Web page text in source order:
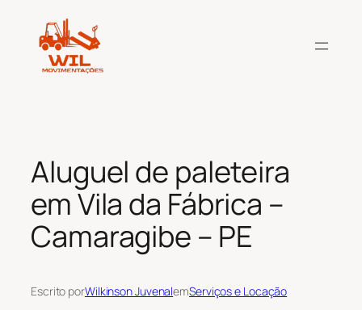
conteúdo
Aluguel de paleteira
em Vila da Fábrica –
Camaragibe – PE
Escrito porWilkinson JuvenalemServiços e Locação